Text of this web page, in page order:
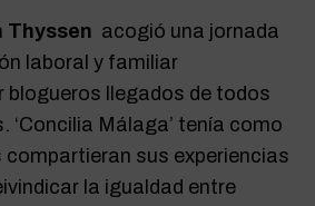
Thyssen acogió una jornada
laboral y familiar
blogueros llegados de todos
‘Concilia Málaga’ tenía como
sus experiencias
la igualdad entre